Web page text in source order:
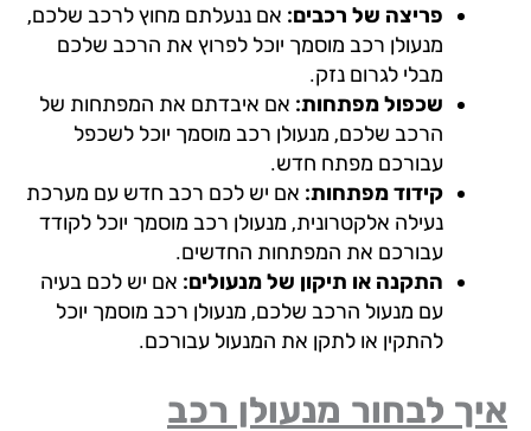
פריצה של רכבים:אם ננעלתם מחוץ לרכב שלכם,
מנעולן רכב מוסמך יוכל לפרוץ את הרכב שלכם
מבלי לגרום נזק.
שכפול מפתחות:אם איבדתם את המפתחות של
הרכב שלכם, מנעולן רכב מוסמך יוכל לשכפל
עבורכם מפתח חדש.
קידוד מפתחות:אם יש לכם רכב חדש עם מערכת
נעילה אלקטרונית, מנעולן רכב מוסמך יוכל לקודד
עבורכם את המפתחות החדשים.
התקנה או תיקון של מנעולים:אם יש לכם בעיה
עם מנעול הרכב שלכם, מנעולן רכב מוסמך יוכל
להתקין או לתקן את המנעול עבורכם.
לבחור מנעולן רכב